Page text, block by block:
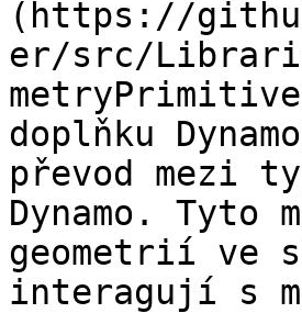
(https://
er/src/
doplňku
převod mezi
Dynamo.
geometrií ve
interagují s